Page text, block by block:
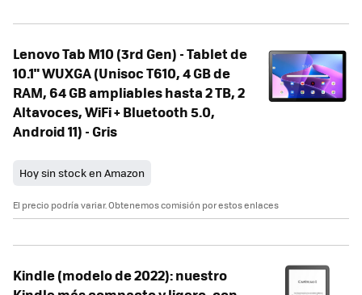
Lenovo Tab M10 (3rd Gen) - Tablet de
10.1" WUXGA (Unisoc T610, 4 GB de
RAM, 64 GB ampliables hasta 2 TB, 2
Altavoces, WiFi + Bluetooth 5.0,
Android 11) - Gris
Hoy sin stock en Amazon
El precio podría variar. Obtenemos comisión por estos enlaces
Kindle (modelo de 2022): nuestro